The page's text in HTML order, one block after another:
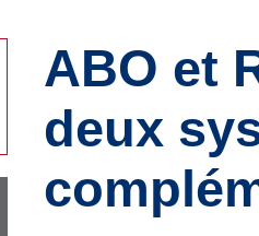
ABO et
deux